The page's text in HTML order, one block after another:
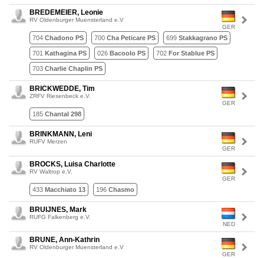
GER
BREDEMEIER, Leonie
RV Oldenburger Muensterland e.V
704 Chadono PS 700 Cha Peticare PS 699 Stakkagrano PS
701 Kathagina PS 026 Bacoolo PS 702 For Stablue PS
703 Charlie Chaplin PS
GER
BRICKWEDDE, Tim
ZRFV Riesenbeck e.V.
185 Chantal 298
GER
BRINKMANN, Leni
RUFV Merzen
GER
BROCKS, Luisa Charlotte
RV Waltrop e.V.
433 Macchiato 13 196 Chasmo
NED
BRUIJNES, Mark
RUFG Falkenberg e.V.
GER
BRUNE, Ann-Kathrin
RV Oldenburger Muensterland e.V